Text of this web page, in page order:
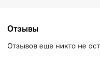
Отзывы
Отзывов еще никто не